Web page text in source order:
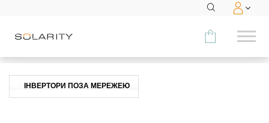
ІНВЕРТОРИ ПОЗА МЕРЕЖЕЮ